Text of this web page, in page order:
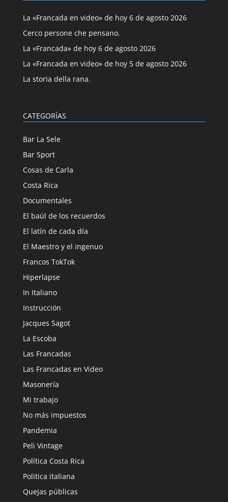
La «Francada en video» de hoy 6 de agosto 2026
Cerco persone che pensano.
La «Francada» de hoy 6 de agosto 2026
La «Francada en video» de hoy 5 de agosto 2026
La storia della rana.
CATEGORÍAS
Bar La Sele
Bar Sport
Cosas de Carla
Costa Rica
Documentales
El baúl de los recuerdos
El latín de cada día
El Maestro y el ingenuo
Francos TokTok
Hiperlapse
In Italiano
Instrucción
Jacques Sagot
La Escoba
Las Francadas
Las Francadas en Video
Masonería
Mi trabajo
No más impuestos
Pandemia
Peli Vintage
Política Costa Rica
Politica italiana
Quejas públicas